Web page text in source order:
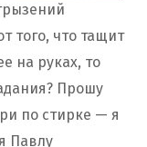
того, что тащит
на руках, то
Прошу
по стирке — я
Павлу